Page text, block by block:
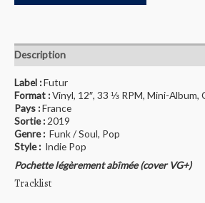
Description
Label :Futur
Format :Vinyl, 12″, 33 ⅓ RPM, Mini-Album,
Pays :France
Sortie : 2019
Genre : Funk / Soul, Pop
Style : Indie Pop
Pochette légèrement abîmée (cover VG+)
Tracklist